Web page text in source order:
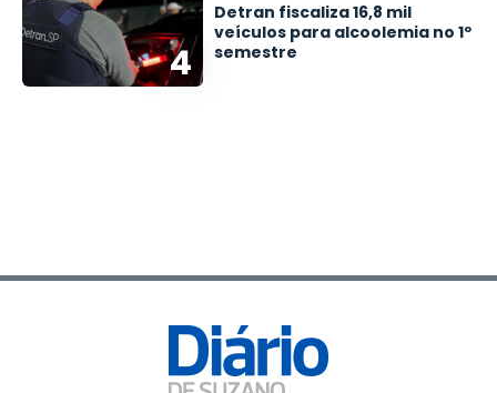
4
Detran fiscaliza 16,8 mil
veículos para alcoolemia no 1º
semestre